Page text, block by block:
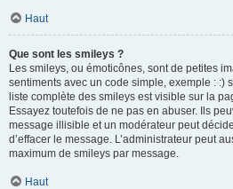
Haut
Que sont les smileys ?
Les smileys, ou émoticônes, sont de petites
sentiments avec un code simple, exemple : :)
liste complète des smileys est visible sur la
Essayez toutefois de ne pas en abuser. Ils
message illisible et un modérateur peut
d’effacer le message. L’administrateur peut
maximum de smileys par message.
Haut